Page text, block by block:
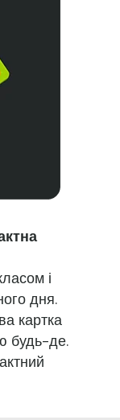
і
дня.
картка
будь-де.